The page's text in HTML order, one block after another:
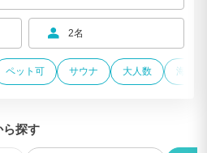
2名
ペット可 サウナ 大人数 海が
ら探す